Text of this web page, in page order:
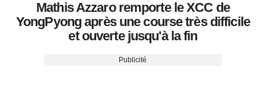
Mathis Azzaro remporte le XCC de
YongPyong après une course très difficile
et ouverte jusqu'à la fin
Publicité